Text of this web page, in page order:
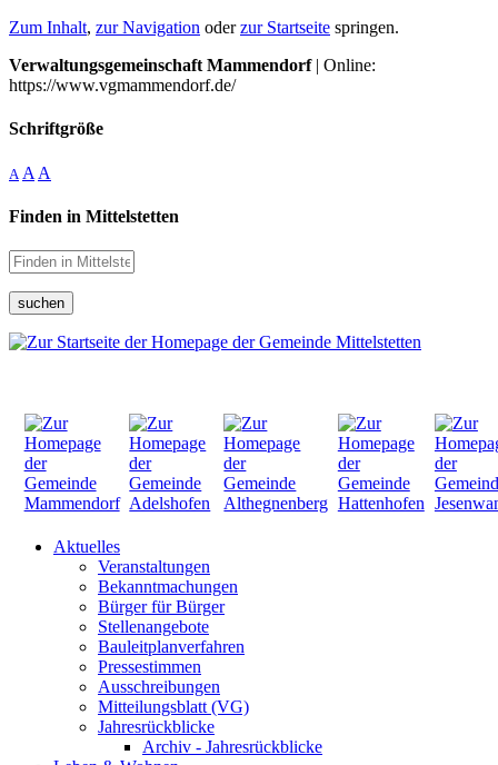
Zum Inhalt, zur Navigation oderzur Startseite springen.
Verwaltungsgemeinschaft Mammendorf| Online:
https://www.vgmammendorf.de/
Schriftgröße
A A A
Finden in Mittelstetten
suchen
Aktuelles
Veranstaltungen
Bekanntmachungen
Bürger für Bürger
Stellenangebote
Bauleitplanverfahren
Pressestimmen
Ausschreibungen
Mitteilungsblatt (VG)
Jahresrückblicke
Archiv - Jahresrückblicke